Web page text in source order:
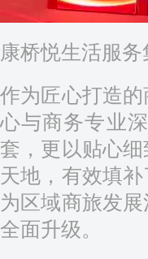
康桥悦生活服
作为匠心打造
心与商务专业
套，更以贴心
天地，有效填
为区域商旅发
全面升级。